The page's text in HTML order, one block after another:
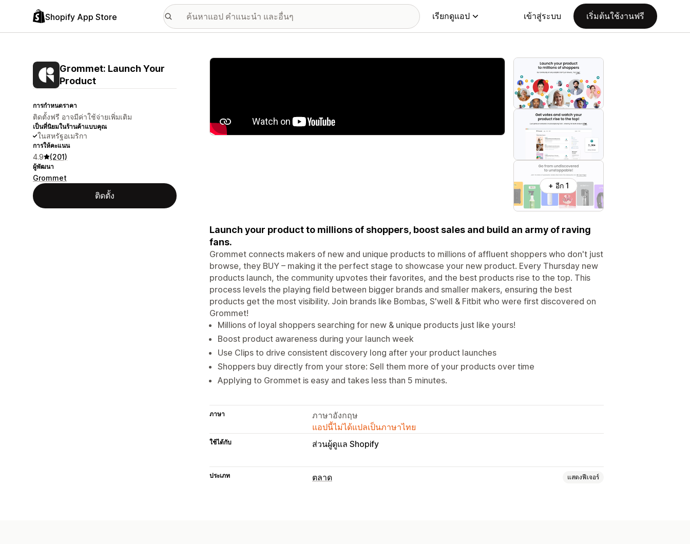
Shopify App Store เรียกดูแอป เข้าสู่ระบบ เริ่มต้นใช้งานฟรี
Grommet: Launch Your
Product
การกำหนดราคา
ติดตั้งฟรี อาจมีค่าใช้จ่ายเพิ่มเติม
เป็นที่นิยมในร้านค้าแบบคุณ
ในสหรัฐอเมริกา
การให้คะแนน
4.9 (201)
ผู้พัฒนา
Grommet
ติดตั้ง
แกลเลอรีรูปภาพที่แสดง
+ อีก 1
Launch your product to millions of shoppers, boost sales and build an army of raving
fans.
Grommet connects makers of new and unique products to millions of affluent shoppers who don't just
browse, they BUY – making it the perfect stage to showcase your new product. Every Thursday new
products launch, the community upvotes their favorites, and the best products rise to the top. This
process levels the playing field between bigger brands and smaller makers, ensuring the best
products get the most visibility. Join brands like Bombas, S'well & Fitbit who were first discovered on
Grommet!
Millions of loyal shoppers searching for new & unique products just like yours!
Boost product awareness during your launch week
Use Clips to drive consistent discovery long after your product launches
Shoppers buy directly from your store: Sell them more of your products over time
Applying to Grommet is easy and takes less than 5 minutes.
ภาษา
ภาษาอังกฤษ
แอปนี้ไม่ได้แปลเป็นภาษาไทย
ใช้ได้กับ ส่วนผู้ดูแล Shopify
ประเภท ตลาด แสดงฟีเจอร์